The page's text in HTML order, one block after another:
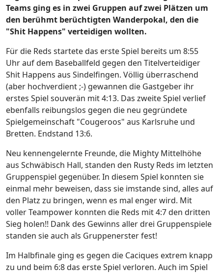
Teams ging es in zwei Gruppen auf zwei Plätzen um
den berühmt berüchtigten Wanderpokal, den die
"Shit Happens" verteidigen wollten.
Für die Reds startete das erste Spiel bereits um 8:55
Uhr auf dem Baseballfeld gegen den Titelverteidiger
Shit Happens aus Sindelfingen. Völlig überraschend
(aber hochverdient ;-) gewannen die Gastgeber ihr
erstes Spiel souverän mit 4:13. Das zweite Spiel verlief
ebenfalls reibungslos gegen die neu gegründete
Spielgemeinschaft "Cougeroos" aus Karlsruhe und
Bretten. Endstand 13:6.
Neu kennengelernte Freunde, die Mighty Mittelhöhe
aus Schwäbisch Hall, standen den Rusty Reds im letzten
Gruppenspiel gegenüber. In diesem Spiel konnten sie
einmal mehr beweisen, dass sie imstande sind, alles auf
den Platz zu bringen, wenn es mal enger wird. Mit
voller Teampower konnten die Reds mit 4:7 den dritten
Sieg holen!! Dank des Gewinns aller drei Gruppenspiele
standen sie auch als Gruppenerster fest!
Im Halbfinale ging es gegen die Caciques extrem knapp
zu und beim 6:8 das erste Spiel verloren. Auch im Spiel